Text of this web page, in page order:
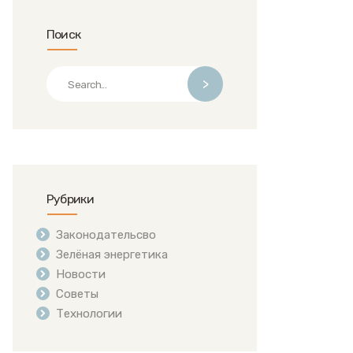
08_21-46-56
Поиск
>
Рубрики
Законодательсво
Зелёная энергетика
Новости
Советы
Технологии